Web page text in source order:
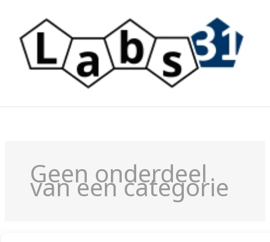
inhoud
Geen onderdeel
van een categorie